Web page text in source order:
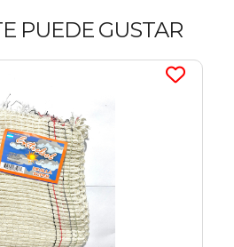
PUEDE GUSTAR